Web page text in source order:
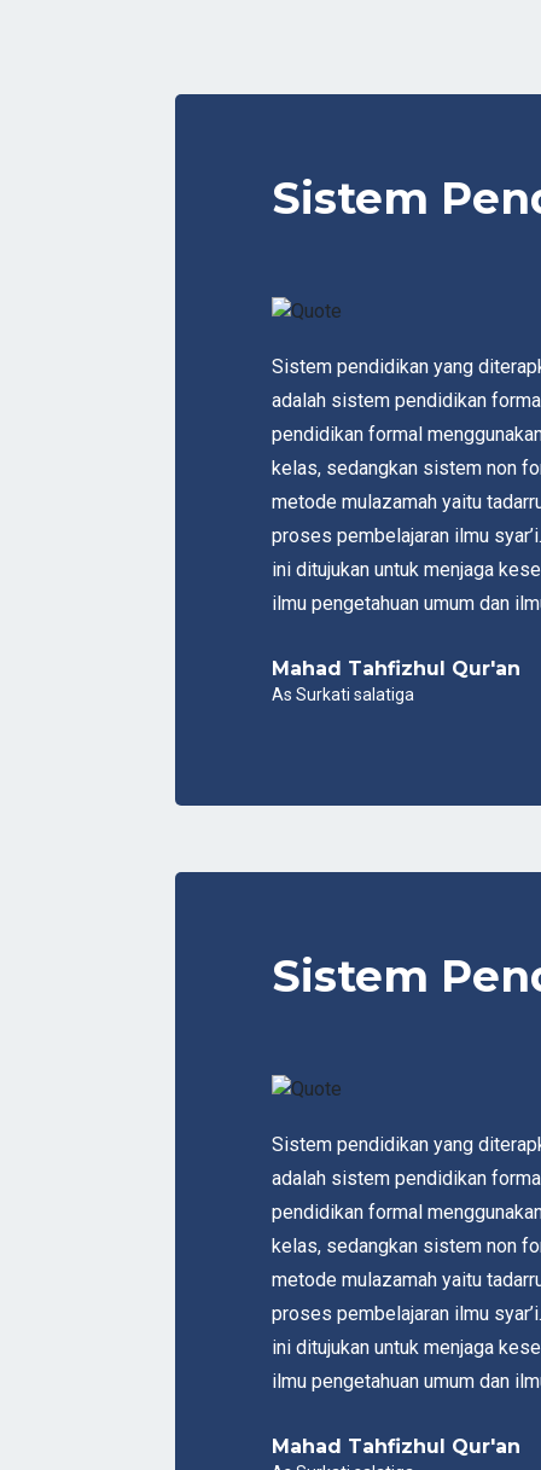
Sistem
Sistem pendidikan yang
adalah sistem pendidikan
pendidikan formal
kelas, sedangkan sistem non
metode mulazamah yaitu
proses pembelajaran ilmu
ini ditujukan untuk menjaga
ilmu pengetahuan umum dan
Mahad Tahfizhul Qur'an
As Surkati salatiga
Sistem
Sistem pendidikan yang
adalah sistem pendidikan
pendidikan formal
kelas, sedangkan sistem non
metode mulazamah yaitu
proses pembelajaran ilmu
ini ditujukan untuk menjaga
ilmu pengetahuan umum dan
Mahad Tahfizhul Qur'an